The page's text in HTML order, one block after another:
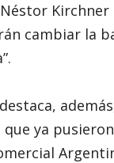
cambiar la
ya